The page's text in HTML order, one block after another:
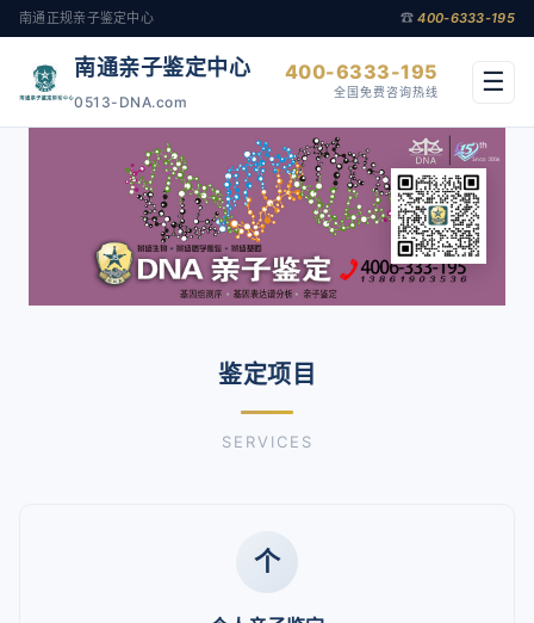
南通正规亲子鉴定中心 ☎400-6333-195
南通亲子鉴定中心
0513-DNA.com
400-6333-195
全国免费咨询热线 ☰
鉴定项目
SERVICES
个